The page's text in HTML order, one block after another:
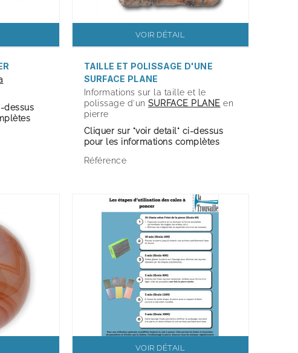
dessus
VOIR DÉTAIL
TAILLE ET POLISSAGE D'UNE
SURFACE PLANE
Informations sur la taille et le
polissage d'unSURFACE PLANE en
pierre
Cliquer sur "voir detail" ci-dessus
pour les informations complètes
Référence
VOIR DÉTAIL